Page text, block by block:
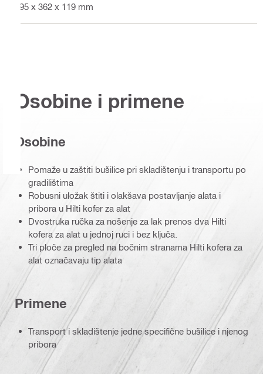
395 x 362 x 119 mm
Osobine i primene
Osobine
Pomaže u zaštiti bušilice pri skladištenju i transportu po
gradilištima
Robusni uložak štiti i olakšava postavljanje alata i
pribora u Hilti kofer za alat
Dvostruka ručka za nošenje za lak prenos dva Hilti
kofera za alat u jednoj ruci i bez ključa.
Tri ploče za pregled na bočnim stranama Hilti kofera za
alat označavaju tip alata
Primene
Transport i skladištenje jedne specifične bušilice i njenog
pribora